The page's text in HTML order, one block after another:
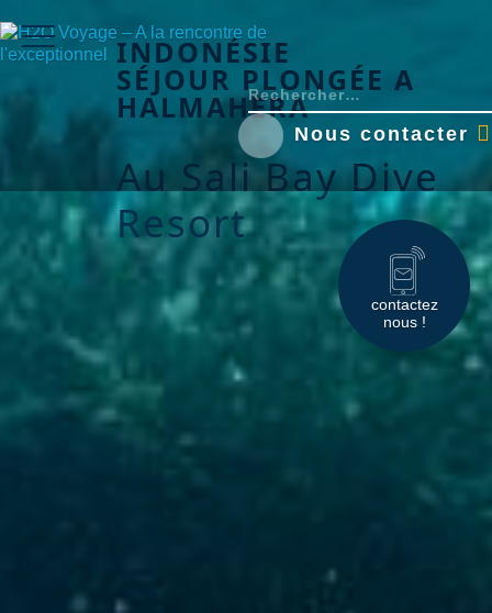
contactez
nous !
Nous contacter
INDONÉSIE
SÉJOUR PLONGÉE A
HALMAHERA
Au Sali Bay Dive
Resort